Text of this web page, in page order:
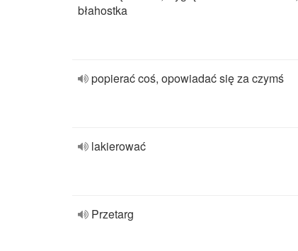
błahostka
popierać coś, opowiadać się za czymś
lakierować
Przetarg